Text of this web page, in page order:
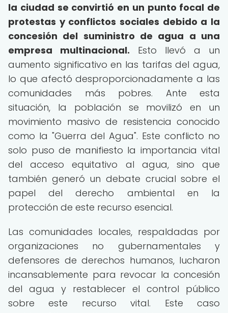
la ciudad se convirtió en un punto focal de
protestas y conflictos sociales debido a la
concesión del suministro de agua a una
empresa multinacional. Esto llevó a un
aumento significativo en las tarifas del agua,
lo que afectó desproporcionadamente a las
comunidades más pobres. Ante esta
situación, la población se movilizó en un
movimiento masivo de resistencia conocido
como la "Guerra del Agua". Este conflicto no
solo puso de manifiesto la importancia vital
del acceso equitativo al agua, sino que
también generó un debate crucial sobre el
papel del derecho ambiental en la
protección de este recurso esencial.
Las comunidades locales, respaldadas por
organizaciones no gubernamentales y
defensores de derechos humanos, lucharon
incansablemente para revocar la concesión
del agua y restablecer el control público
sobre este recurso vital. Este caso